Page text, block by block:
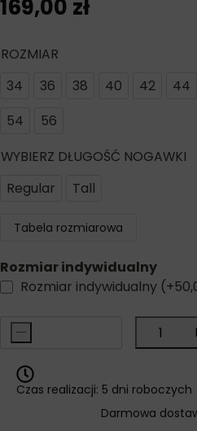
169,00 zł
ROZMIAR
34
36 38 40 42 44
54
56
WYBIERZ DŁUGOŚĆ NOGAWKI
Regular
Tall
Tabela rozmiarowa
Rozmiar indywidualny
Rozmiar indywidualny (+
-
Czas realizacji: 5 dni roboczych
Darmowa